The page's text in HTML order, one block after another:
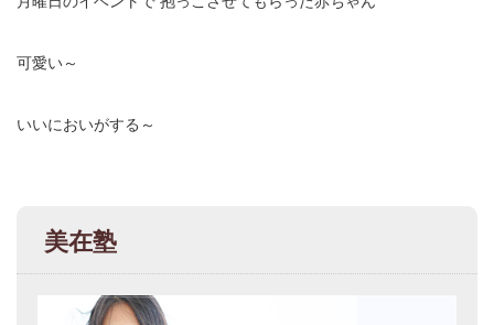
可愛い～
いいにおいがする～
美在塾